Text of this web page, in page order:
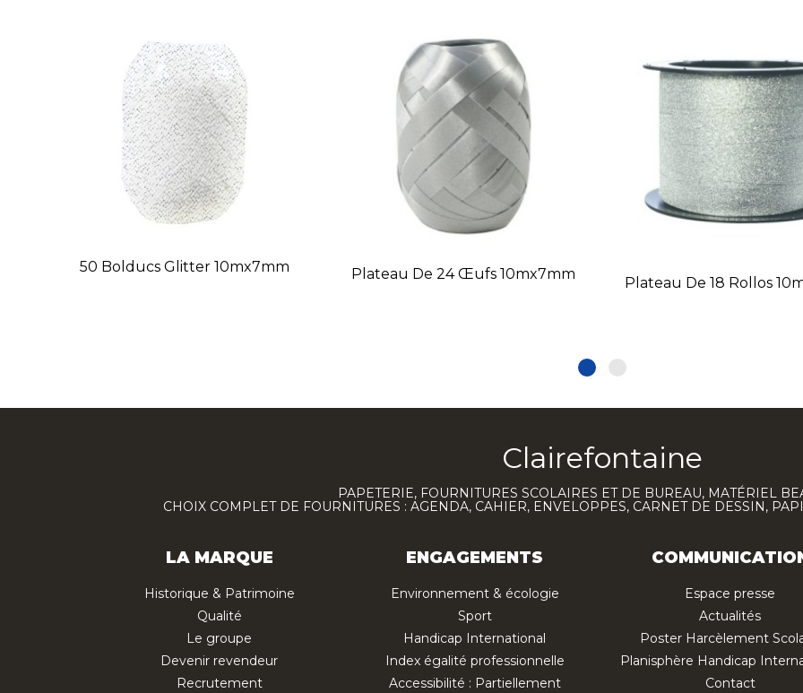
50 Bolducs Glitter 10mx7mm Plateau De 24 Œufs 10mx7mm
Plateau De 18 Rollos
Clairefontaine
PAPETERIE, FOURNITURES SCOLAIRES ET DE BUREAU, MATÉRIEL
CHOIX COMPLET DE FOURNITURES : AGENDA, CAHIER, ENVELOPPES, CARNET DE DESSIN,
LA MARQUE
Historique & Patrimoine
Qualité
Le groupe
Devenir revendeur
Recrutement
ENGAGEMENTS
Environnement & écologie
Sport
Handicap International
Index égalité professionnelle
Accessibilité : Partiellement
Espace presse
Actualités
Poster Harcèlement
Planisphère Handicap
Contact